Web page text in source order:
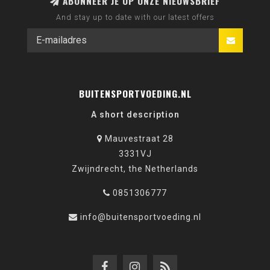
And stay up to date with our latest offers
BUITENSPORTVOEDING.NL
A short description
Mauvestraat 28
3331VJ
Zwijndrecht, the Netherlands
0851306777
info@buitensportvoeding.nl